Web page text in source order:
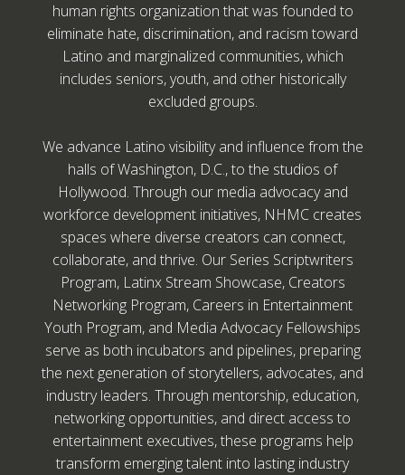
human rights organization that was founded to
eliminate hate, discrimination, and racism toward
Latino and marginalized communities, which
includes seniors, youth, and other historically
excluded groups.
We advance Latino visibility and influence from the
halls of Washington, D.C., to the studios of
Hollywood. Through our media advocacy and
workforce development initiatives, NHMC creates
spaces where diverse creators can connect,
collaborate, and thrive. Our Series Scriptwriters
Program, Latinx Stream Showcase, Creators
Networking Program, Careers in Entertainment
Youth Program, and Media Advocacy Fellowships
serve as both incubators and pipelines, preparing
the next generation of storytellers, advocates, and
industry leaders. Through mentorship, education,
networking opportunities, and direct access to
entertainment executives, these programs help
transform emerging talent into lasting industry